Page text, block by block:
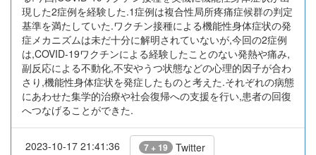
現した2症例を経験した.1症例は複合性局所疼痛症候群の判定
基準を満たしていた.ワクチン接種による機能性身体症状の発
症メカニズムは未だ十分に解明されていないが,今回の2症例
は,COVID-19ワクチンによる経験したことのない発熱や痛み,
副反応による不動化,不安やうつ状態などの心理的因子が合わ
さり,機能性身体症状を発症したものと考えた.それぞれの病態
にあわせた集学的治療や社会復帰への支援を行い,患者の回復
へつなげることができた.
2023-10-17 21:41:36 7 + 19 Twitter